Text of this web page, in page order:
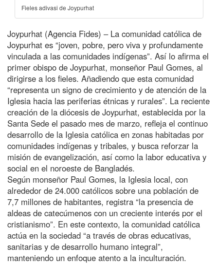
Fieles adivasi de Joypurhat
Joypurhat (Agencia Fides) – La comunidad católica de
Joypurhat es “joven, pobre, pero viva y profundamente
vinculada a las comunidades indígenas”. Así lo afirma el
primer obispo de Joypurhat, monseñor Paul Gomes, al
dirigirse a los fieles. Añadiendo que esta comunidad
“representa un signo de crecimiento y de atención de la
Iglesia hacia las periferias étnicas y rurales”. La reciente
creación de la diócesis de Joypurhat, establecida por la
Santa Sede el pasado mes de marzo, refleja el continuo
desarrollo de la Iglesia católica en zonas habitadas por
comunidades indígenas y tribales, y busca reforzar la
misión de evangelización, así como la labor educativa y
social en el noroeste de Bangladés.
Según monseñor Paul Gomes, la Iglesia local, con
alrededor de 24.000 católicos sobre una población de
7,7 millones de habitantes, registra “la presencia de
aldeas de catecúmenos con un creciente interés por el
cristianismo”. En este contexto, la comunidad católica
actúa en la sociedad “a través de obras educativas,
sanitarias y de desarrollo humano integral”,
manteniendo un enfoque atento a la inculturación.